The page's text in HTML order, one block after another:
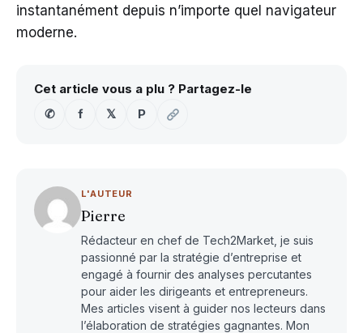
instantanément depuis n’importe quel navigateur
moderne.
Cet article vous a plu ? Partagez-le
✆
f 𝕏 P
L'AUTEUR
Pierre
Rédacteur en chef de Tech2Market, je suis
passionné par la stratégie d’entreprise et
engagé à fournir des analyses percutantes
pour aider les dirigeants et entrepreneurs.
Mes articles visent à guider nos lecteurs dans
l’élaboration de stratégies gagnantes. Mon